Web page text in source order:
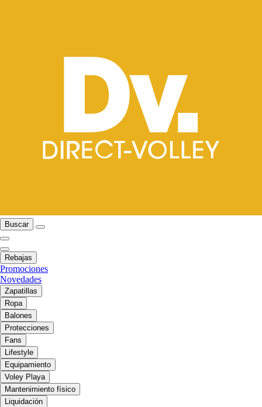
Buscar
Rebajas
Promociones
Novedades
Zapatillas
Ropa
Balones
Protecciones
Fans
Lifestyle
Equipamiento
Voley Playa
Mantenimiento físico
Liquidación